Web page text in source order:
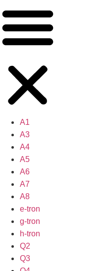
A1
A3
A4
A5
A6
A7
A8
e-tron
g-tron
h-tron
Q2
Q3